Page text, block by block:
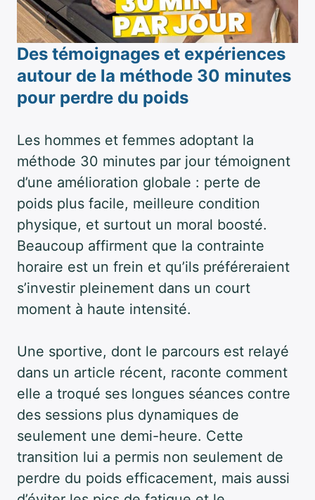
Des témoignages et expériences
autour de la méthode 30 minutes
pour perdre du poids
Les hommes et femmes adoptant la
méthode 30 minutes par jour témoignent
d’une amélioration globale : perte de
poids plus facile, meilleure condition
physique, et surtout un moral boosté.
Beaucoup affirment que la contrainte
horaire est un frein et qu’ils préféreraient
s’investir pleinement dans un court
moment à haute intensité.
Une sportive, dont le parcours est relayé
dans un article récent, raconte comment
elle a troqué ses longues séances contre
des sessions plus dynamiques de
seulement une demi-heure. Cette
transition lui a permis non seulement de
perdre du poids efficacement, mais aussi